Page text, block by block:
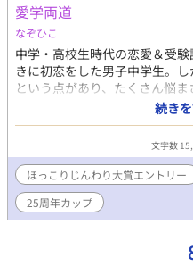
愛学両道
なぞひこ
中学・高校生時代の恋愛＆受
きに初恋をした男子中学生。
という点があり、たくさん悩
方法でプロポーズしたんでし
なった女の子に恋をしてしま
員になると言っていたため彼
けて公務員になると決意。恋
させるという暑い気持ちだった
色々と苦しむことになる。
続き
文字数
ほっこりじんわり大賞エントリー
25周年カップ